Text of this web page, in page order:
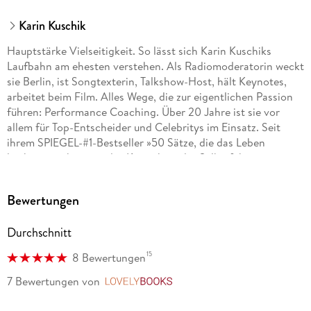
Karin Kuschik
Hauptstärke Vielseitigkeit. So lässt sich Karin Kuschiks
Laufbahn am ehesten verstehen. Als Radiomoderatorin weckt
sie Berlin, ist Songtexterin, Talkshow-Host, hält Keynotes,
arbeitet beim Film. Alles Wege, die zur eigentlichen Passion
führen: Performance Coaching. Über 20 Jahre ist sie vor
allem für Top-Entscheider und Celebritys im Einsatz. Seit
ihrem SPIEGEL-#1-Bestseller »50 Sätze, die das Leben
leichter machen« ist das Know-how der Selbstführungs-
Bewertungen
Durchschnitt
8 Bewertungen15
7 Bewertungen von